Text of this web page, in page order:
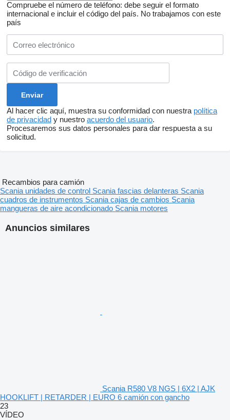
Compruebe el número de teléfono: debe seguir el formato
internacional e incluir el código del país. No trabajamos con este
país
Al hacer clic aquí, muestra su conformidad con nuestra política
de privacidad y nuestro acuerdo del usuario.
Procesaremos sus datos personales para dar respuesta a su
solicitud.
Anuncios similares
Scania R580 V8 NGS | 6X2 | AJK
HOOKLIFT | RETARDER | EURO 6 camión con gancho
23
VÍDEO
Recambios para camión
Scania unidades de control Scania fascias delanteras Scania
cuadros de instrumentos Scania cajas de cambios Scania
mangueras de aire acondicionado Scania motores